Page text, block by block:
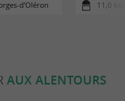
d'Oléron 11,0
AUX ALENTOURS